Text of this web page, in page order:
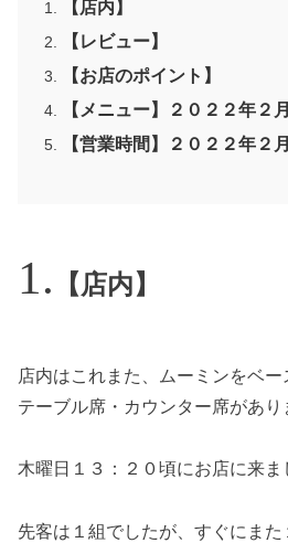
【店内】
【レビュー】
【お店のポイント】
【メニュー】２０２２年２
【営業時間】２０２２年２
【店内】
店内はこれまた、ムーミンをベー
テーブル席・カウンター席があり
木曜日１３：２０頃にお店に来ま
先客は１組でしたが、すぐにまた